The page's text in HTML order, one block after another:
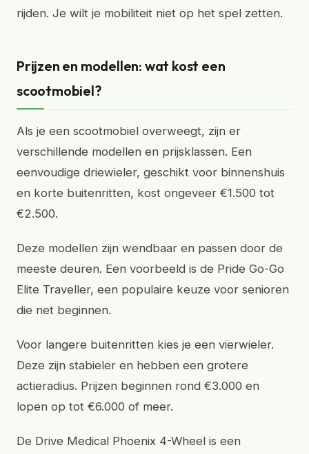
rijden. Je wilt je mobiliteit niet op het spel zetten.
Prijzen en modellen: wat kost een
scootmobiel?
Als je een scootmobiel overweegt, zijn er
verschillende modellen en prijsklassen. Een
eenvoudige driewieler, geschikt voor binnenshuis
en korte buitenritten, kost ongeveer €1.500 tot
€2.500.
Deze modellen zijn wendbaar en passen door de
meeste deuren. Een voorbeeld is de Pride Go-Go
Elite Traveller, een populaire keuze voor senioren
die net beginnen.
Voor langere buitenritten kies je een vierwieler.
Deze zijn stabieler en hebben een grotere
actieradius. Prijzen beginnen rond €3.000 en
lopen op tot €6.000 of meer.
De Drive Medical Phoenix 4-Wheel is een